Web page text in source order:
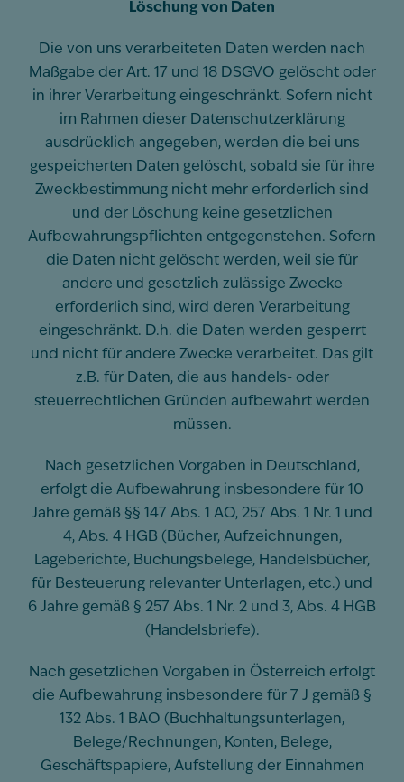
Löschung von Daten
Die von uns verarbeiteten Daten werden nach
Maßgabe der Art. 17 und 18 DSGVO gelöscht oder
in ihrer Verarbeitung eingeschränkt. Sofern nicht
im Rahmen dieser Datenschutzerklärung
ausdrücklich angegeben, werden die bei uns
gespeicherten Daten gelöscht, sobald sie für ihre
Zweckbestimmung nicht mehr erforderlich sind
und der Löschung keine gesetzlichen
Aufbewahrungspflichten entgegenstehen. Sofern
die Daten nicht gelöscht werden, weil sie für
andere und gesetzlich zulässige Zwecke
erforderlich sind, wird deren Verarbeitung
eingeschränkt. D.h. die Daten werden gesperrt
und nicht für andere Zwecke verarbeitet. Das gilt
z.B. für Daten, die aus handels- oder
steuerrechtlichen Gründen aufbewahrt werden
müssen.
Nach gesetzlichen Vorgaben in Deutschland,
erfolgt die Aufbewahrung insbesondere für 10
Jahre gemäß §§ 147 Abs. 1 AO, 257 Abs. 1 Nr. 1 und
4, Abs. 4 HGB (Bücher, Aufzeichnungen,
Lageberichte, Buchungsbelege, Handelsbücher,
für Besteuerung relevanter Unterlagen, etc.) und
6 Jahre gemäß § 257 Abs. 1 Nr. 2 und 3, Abs. 4 HGB
(Handelsbriefe).
Nach gesetzlichen Vorgaben in Österreich erfolgt
die Aufbewahrung insbesondere für 7 J gemäß §
132 Abs. 1 BAO (Buchhaltungsunterlagen,
Belege/Rechnungen, Konten, Belege,
Geschäftspapiere, Aufstellung der Einnahmen